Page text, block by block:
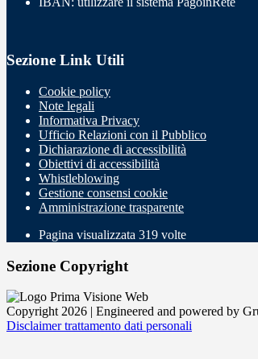
Sezione Link Utili
Cookie policy
Note legali
Informativa Privacy
Ufficio Relazioni con il Pubblico
Dichiarazione di accessibilità
Obiettivi di accessibilità
Whistleblowing
Gestione consensi cookie
Amministrazione trasparente
Pagina visualizzata 319 volte
Sezione Copyright
Copyright 2026 | Engineered and powered by
Disclaimer trattamento dati personali